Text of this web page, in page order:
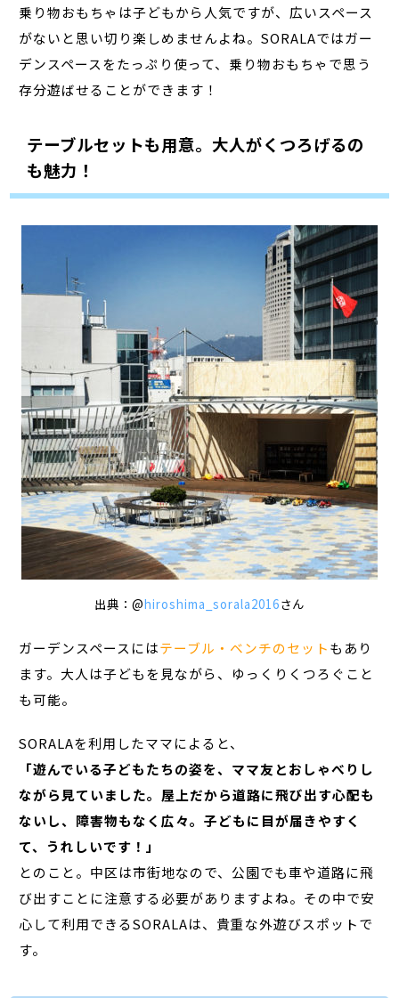
乗り物おもちゃは子どもから人気ですが、広いスペース
がないと思い切り楽しめませんよね。SORALAではガー
デンスペースをたっぷり使って、乗り物おもちゃで思う
存分遊ばせることができます！
テーブルセットも用意。大人がくつろげるの
も魅力！
出典：@hiroshima_sorala2016さん
ガーデンスペースにはテーブル・ベンチのセットもあり
ます。大人は子どもを見ながら、ゆっくりくつろぐこと
も可能。
SORALAを利用したママによると、
「遊んでいる子どもたちの姿を、ママ友とおしゃべりし
ながら見ていました。屋上だから道路に飛び出す心配も
ないし、障害物もなく広々。子どもに目が届きやすく
て、うれしいです！」
とのこと。中区は市街地なので、公園でも車や道路に飛
び出すことに注意する必要がありますよね。その中で安
心して利用できるSORALAは、貴重な外遊びスポットで
す。